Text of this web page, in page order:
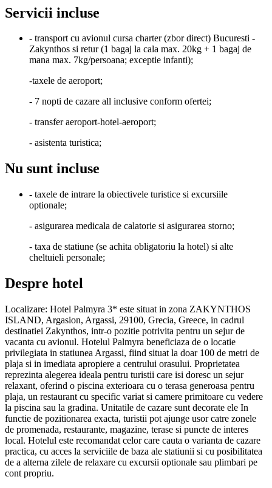
Servicii incluse
- transport cu avionul cursa charter (zbor direct) Bucuresti -
Zakynthos si retur (1 bagaj la cala max. 20kg + 1 bagaj de
mana max. 7kg/persoana; exceptie infanti);
-taxele de aeroport;
- 7 nopti de cazare all inclusive conform ofertei;
- transfer aeroport-hotel-aeroport;
- asistenta turistica;
Nu sunt incluse
- taxele de intrare la obiectivele turistice si excursiile
optionale;
- asigurarea medicala de calatorie si asigurarea storno;
- taxa de statiune (se achita obligatoriu la hotel) si alte
cheltuieli personale;
Despre hotel
Localizare: Hotel Palmyra 3* este situat in zona ZAKYNTHOS
ISLAND, Argasion, Argassi, 29100, Grecia, Greece, in cadrul
destinatiei Zakynthos, intr-o pozitie potrivita pentru un sejur de
vacanta cu avionul. Hotelul Palmyra beneficiaza de o locatie
privilegiata in statiunea Argassi, fiind situat la doar 100 de metri de
plaja si in imediata apropiere a centrului orasului. Proprietatea
reprezinta alegerea ideala pentru turistii care isi doresc un sejur
relaxant, oferind o piscina exterioara cu o terasa generoasa pentru
plaja, un restaurant cu specific variat si camere primitoare cu vedere
la piscina sau la gradina. Unitatile de cazare sunt decorate ele In
functie de pozitionarea exacta, turistii pot ajunge usor catre zonele
de promenada, restaurante, magazine, terase si puncte de interes
local. Hotelul este recomandat celor care cauta o varianta de cazare
practica, cu acces la serviciile de baza ale statiunii si cu posibilitatea
de a alterna zilele de relaxare cu excursii optionale sau plimbari pe
cont propriu.